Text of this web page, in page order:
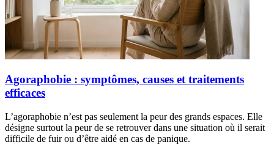
Agoraphobie : symptômes, causes et traitements
efficaces
L’agoraphobie n’est pas seulement la peur des grands espaces. Elle
désigne surtout la peur de se retrouver dans une situation où il serait
difficile de fuir ou d’être aidé en cas de panique.